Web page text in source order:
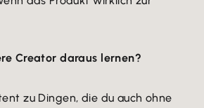
Creator daraus lernen?
zu Dingen, die du auch ohne